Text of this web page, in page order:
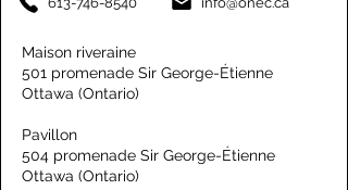
Maison riveraine
501 promenade Sir George-Étienne
Ottawa (Ontario)
Pavillon
504 promenade Sir George-Étienne
Ottawa (Ontario)